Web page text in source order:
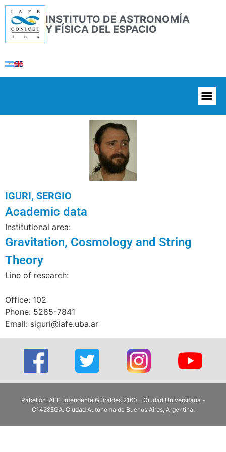
INSTITUTO DE ASTRONOMÍA
Y FÍSICA DEL ESPACIO
IGURI, SERGIO
Academic data
Institutional area:
Gravitation, Cosmology and String
Theory
Line of research:
Office: 102
Phone: 5285-7841
Email: siguri@iafe.uba.ar
Pabellón IAFE. Intendente Güiraldes 2160 - Ciudad Universitaria -
C1428EGA. Ciudad Autónoma de Buenos Aires, Argentina.